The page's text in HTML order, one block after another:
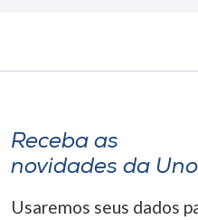
Receba as
novidades da
Usaremos seus dados